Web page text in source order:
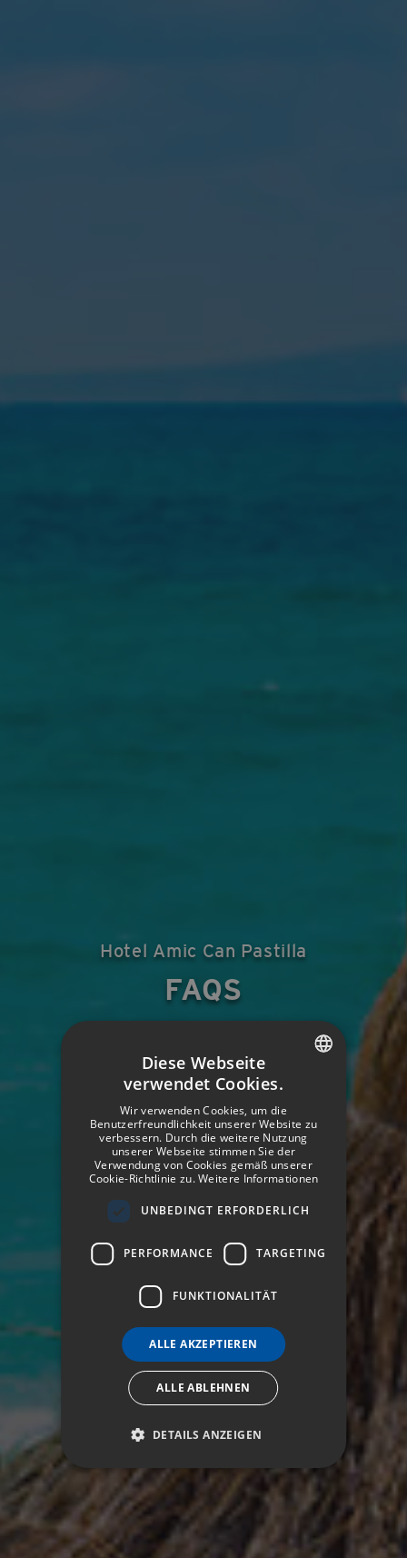
Hotel Amic Can Pastilla
FAQS
SPANISH
ENGLISH
GERMAN
FRENCH
ITALIAN
Diese Webseite
verwendet Cookies.
Wir verwenden Cookies, um die
Benutzerfreundlichkeit unserer Website zu
verbessern. Durch die weitere Nutzung
unserer Webseite stimmen Sie der
Verwendung von Cookies gemäß unserer
Cookie-Richtlinie zu.Weitere Informationen
UNBEDINGT ERFORDERLICH
PERFORMANCE TARGETING
FUNKTIONALITÄT
ALLE AKZEPTIEREN
ALLE ABLEHNEN
DETAILS ANZEIGEN